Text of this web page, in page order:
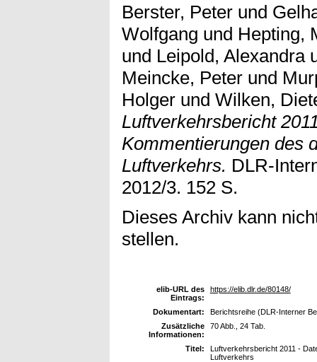
Berster, Peter und
Wolfgang und Hepting,
und Leipold, Alexandra
Meincke, Peter und
Holger und Wilken,
Luftverkehrsbericht
Kommentierungen des
Luftverkehrs. DLR-
2012/3. 152 S.
Dieses Archiv kann
stellen.
elib-URL des
Eintrags:
https://elib.dlr.de/80148/
Dokumentart:
Berichtsreihe (DLR-Interner
Zusätzliche
Informationen:
70 Abb., 24 Tab.
Titel:
Luftverkehrsbericht 2011 -
Luftverkehrs